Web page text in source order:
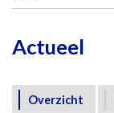
Actueel
Overzicht